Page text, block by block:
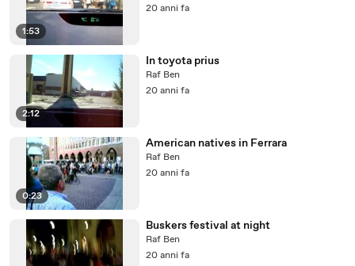
1:53
20 anni fa
2:12
In toyota prius
Raf Ben
20 anni fa
0:23
American natives in Ferrara
Raf Ben
20 anni fa
Buskers festival at night
Raf Ben
20 anni fa